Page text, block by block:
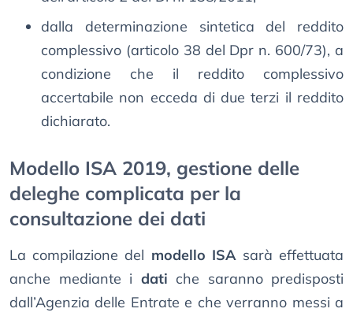
dalla determinazione sintetica del reddito
complessivo (articolo 38 del Dpr n. 600/73), a
condizione che il reddito complessivo
accertabile non ecceda di due terzi il reddito
dichiarato.
Modello ISA 2019, gestione delle
deleghe complicata per la
consultazione dei dati
La compilazione del modello ISAsarà effettuata
anche mediante i dati che saranno predisposti
dall’Agenzia delle Entrate e che verranno messi a